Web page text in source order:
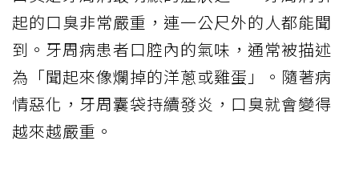
起的口臭非常嚴重，連一公尺外的人都能聞
到。牙周病患者口腔內的氣味，通常被描述
為「聞起來像爛掉的洋蔥或雞蛋」。隨著病
情惡化，牙周囊袋持續發炎，口臭就會變得
越來越嚴重。